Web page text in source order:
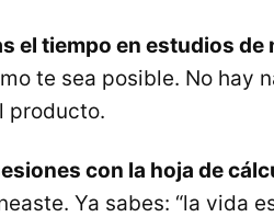
el tiempo en estudios de
te sea posible. No hay
producto.
con la hoja de
Ya sabes: “la vida